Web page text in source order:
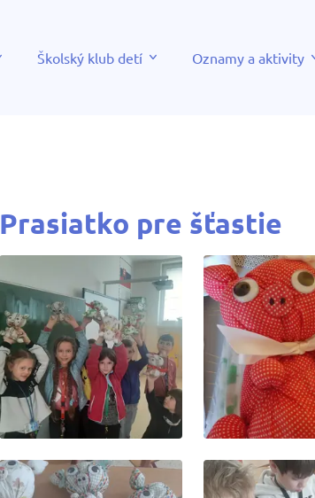
Školský klub detí Oznamy a aktivity
Prasiatko pre šťastie